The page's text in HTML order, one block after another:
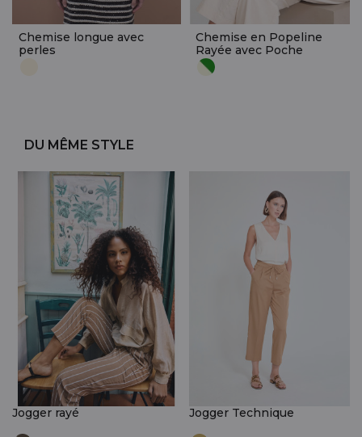
Chemise longue avec
perles
Chemise en Popeline
Rayée avec Poche
DU MÊME STYLE
Jogger rayé Jogger Technique